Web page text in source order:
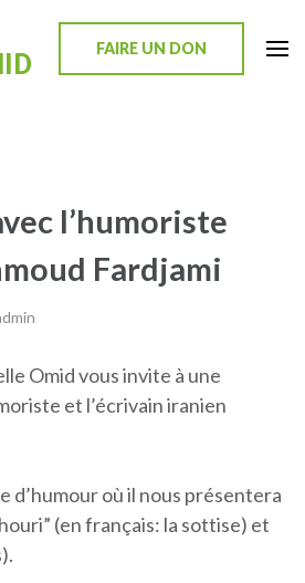
FAIRE UN DON
l’humoriste
Fardjami
Omid vous invite à une
et l’écrivain iranien
d’humour où il nous présentera
(en français: la sottise) et